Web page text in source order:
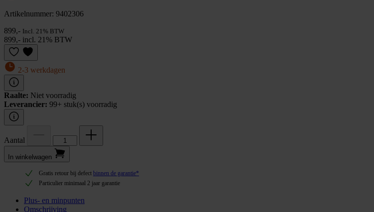
Artikelnummer: 9402306
899,- Incl. 21% BTW
899,- incl. 21% BTW
2-3 werkdagen
Raalte: Niet voorradig
Leverancier: 99+ stuk(s) voorradig
Aantal
In winkel­wagen
Gratis retour bij defect binnen de garantie*
Particulier minimaal 2 jaar garantie
Plus- en minpunten
Omschrijving